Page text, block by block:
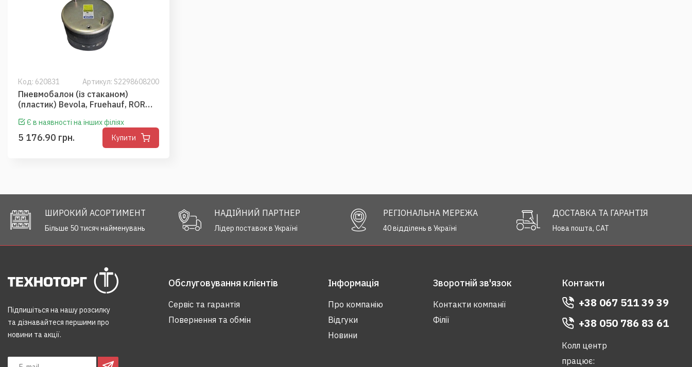
Код: 620831 Артикул: S2298608200
Пневмобалон (із стаканом)
(пластик) Bevola, Fruehauf, ROR
Є в наявності на інших філіях
5 176.90 грн. Купити
ШИРОКИЙ АСОРТИМЕНТ
Більше 50 тисяч найменувань
НАДІЙНИЙ ПАРТНЕР
Лідер поставок в Україні
РЕГІОНАЛЬНА МЕРЕЖА
40 відділень в Україні
ДОСТАВКА ТА ГАРАНТІЯ
Нова пошта, САТ
Підпишіться на нашу розсилку
та дізнавайтеся першими про
новини та акції.
Обслуговування клієнтів
Сервіс та гарантія
Повернення та обмін
Інформація
Про компанію
Відгуки
Новини
Зворотній зв'язок
Контакти компанії
Філії
Контакти
+38 067 511 39 39
+38 050 786 83 61
Колл центр
працює: